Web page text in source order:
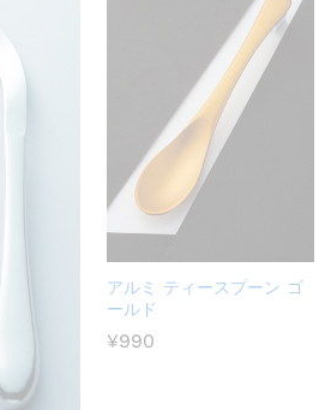
アルミ ティースプーン ゴ
ールド
¥990